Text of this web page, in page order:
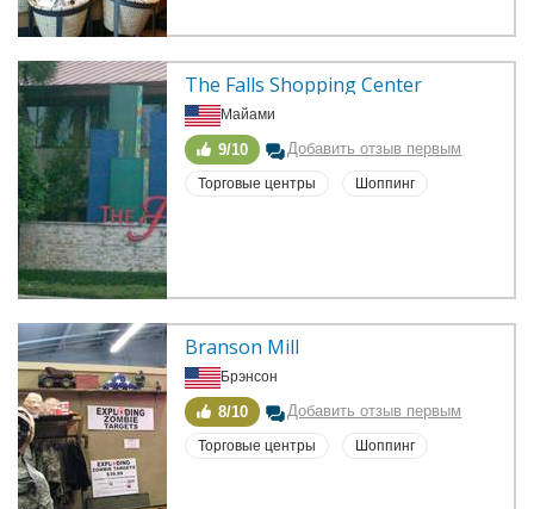
The Falls Shopping Center
Майами
9/10 Добавить отзыв первым
Торговые центры Шоппинг
Branson Mill
Брэнсон
8/10 Добавить отзыв первым
Торговые центры Шоппинг